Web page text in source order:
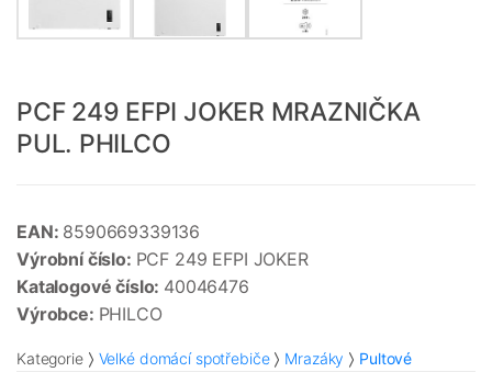
PCF 249 EFPI JOKER MRAZNIČKA
PUL. PHILCO
EAN: 8590669339136
Výrobní číslo: PCF 249 EFPI JOKER
Katalogové číslo: 40046476
Výrobce: PHILCO
Kategorie Velké domácí spotřebiče Mrazáky
Pultové